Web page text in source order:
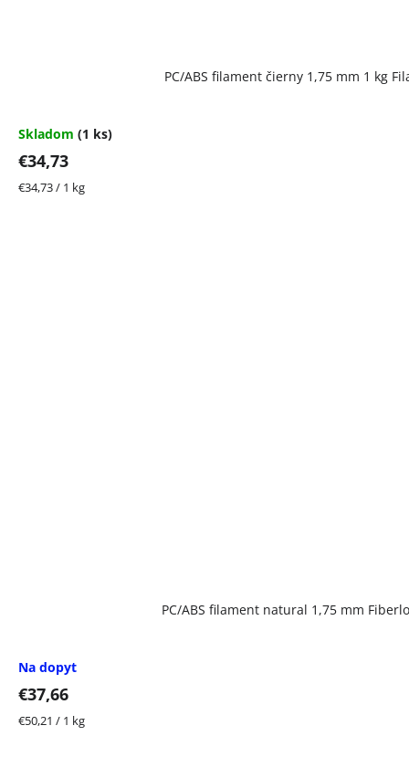
PC/ABS filament čierny 1,75 mm 1 kg
Skladom (1 ks)
€34,73
Jednotková
€34,73 / 1 kg
PC/ABS filament natural 1,75 mm
Na dopyt
€37,66
Jednotková
€50,21 / 1 kg